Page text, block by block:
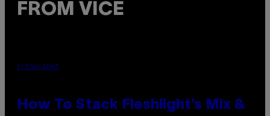
FROM VICE
FLESHLIGHT
How To Stack Fleshlight’s Mix &